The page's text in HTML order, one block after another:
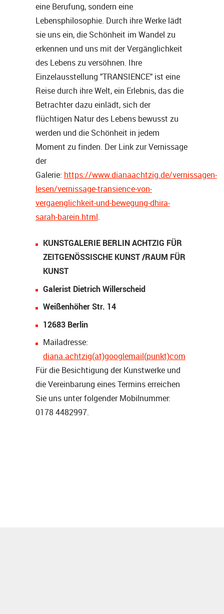
eine Berufung, sondern eine
Lebensphilosophie. Durch ihre Werke lädt
sie uns ein, die Schönheit im Wandel zu
erkennen und uns mit der Vergänglichkeit
des Lebens zu versöhnen. Ihre
Einzelausstellung "TRANSIENCE" ist eine
Reise durch ihre Welt, ein Erlebnis, das die
Betrachter dazu einlädt, sich der
flüchtigen Natur des Lebens bewusst zu
werden und die Schönheit in jedem
Moment zu finden. Der Link zur Vernissage
der
Galerie: https://www.dianaachtzig.de/vernissagen-
lesen/vernissage-transience-von-
vergaenglichkeit-und-bewegung-dhira-
sarah-barein.html.
KUNSTGALERIE BERLIN ACHTZIG FÜR
ZEITGENÖSSISCHE KUNST /RAUM FÜR
KUNST
Galerist Dietrich Willerscheid
Weißenhöher Str. 14
12683 Berlin
Mailadresse:
diana.achtzig(at)googlemail(punkt)com
Für die Besichtigung der Kunstwerke und
die Vereinbarung eines Termins erreichen
Sie uns unter folgender Mobilnummer:
0178 4482997.